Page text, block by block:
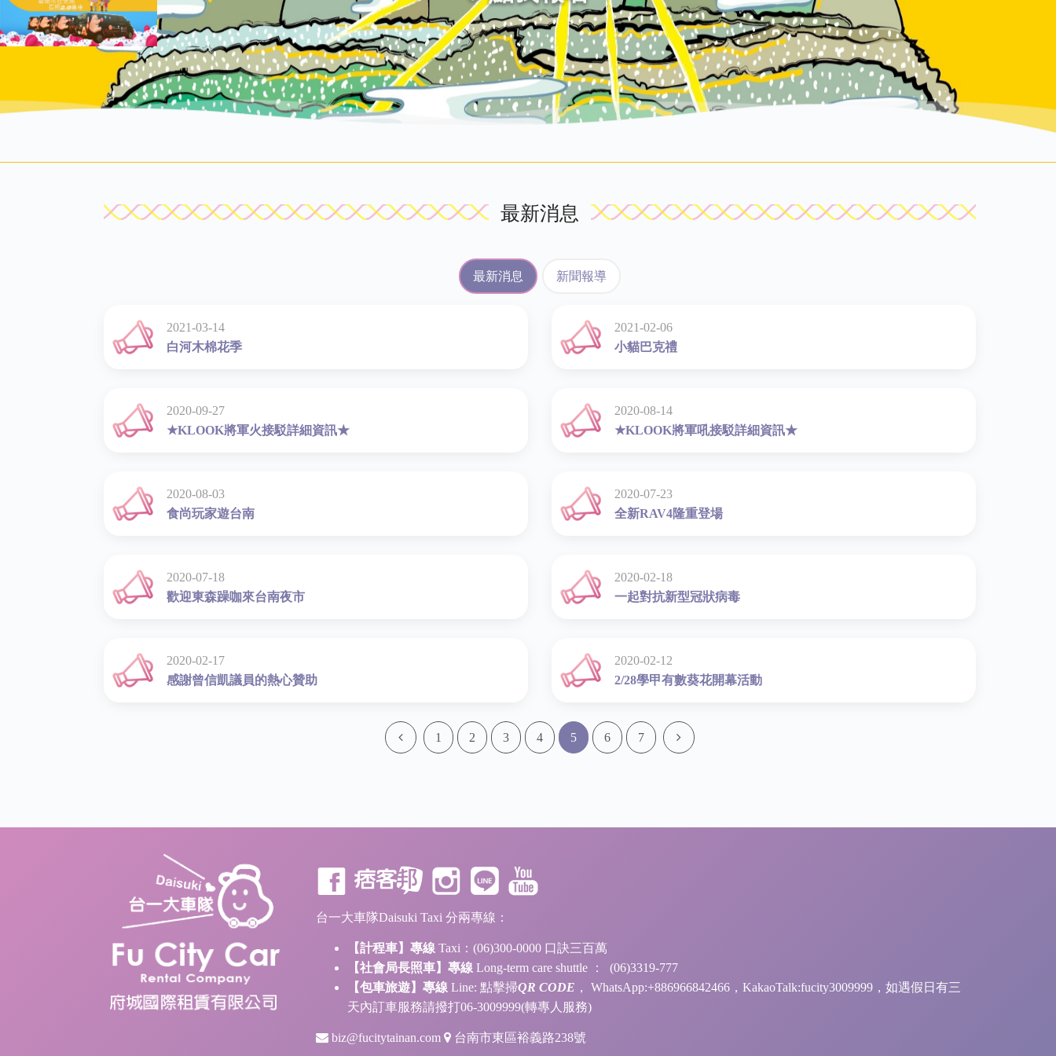
最新消息
最新消息 新聞報導
2021-03-14
白河木棉花季
2021-02-06
小貓巴克禮
2020-09-27
★KLOOK將軍火接駁詳細資訊★
2020-08-14
★KLOOK將軍吼接駁詳細資訊★
2020-08-03
食尚玩家遊台南
2020-07-23
全新RAV4隆重登場
2020-07-18
歡迎東森躁咖來台南夜市
2020-02-18
一起對抗新型冠狀病毒
2020-02-17
感謝曾信凱議員的熱心贊助
2020-02-12
2/28學甲有數葵花開幕活動
1 2 3 4 5 6 7
台一大車隊Daisuki Taxi 分兩專線：
【計程車】專線 Taxi：(06)300-0000 口訣三百萬
【社會局長照車】專線 Long-term care shuttle ： (06)3319-777
【包車旅遊】專線 Line: 點擊掃QR CODE ， WhatsApp:+886966842466，KakaoTalk:fucity3009999，如遇假日有三
天內訂車服務請撥打06-3009999(轉專人服務)
biz@fucitytainan.com 台南市東區裕義路238號